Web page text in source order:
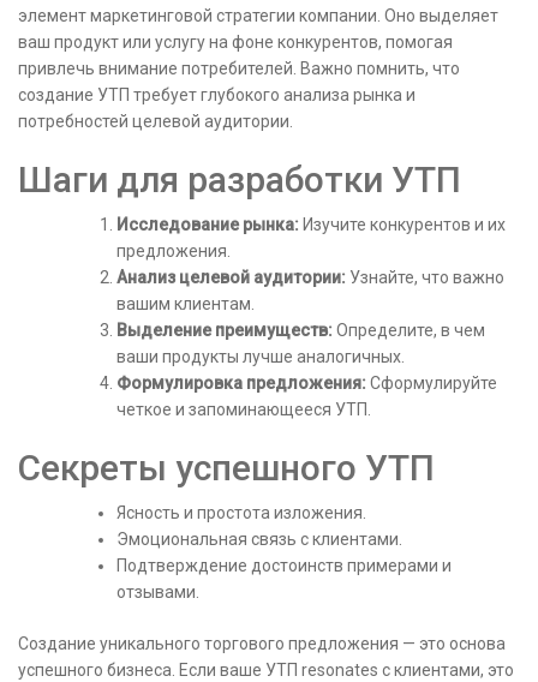
элемент маркетинговой стратегии компании. Оно выделяет
ваш продукт или услугу на фоне конкурентов, помогая
привлечь внимание потребителей. Важно помнить, что
создание УТП требует глубокого анализа рынка и
потребностей целевой аудитории.
Шаги для разработки УТП
Исследование рынка: Изучите конкурентов и их
предложения.
Анализ целевой аудитории: Узнайте, что важно
вашим клиентам.
Выделение преимуществ: Определите, в чем
ваши продукты лучше аналогичных.
Формулировка предложения: Сформулируйте
четкое и запоминающееся УТП.
Секреты успешного УТП
Ясность и простота изложения.
Эмоциональная связь с клиентами.
Подтверждение достоинств примерами и
отзывами.
Создание уникального торгового предложения — это основа
успешного бизнеса. Если ваше УТП resonates с клиентами, это